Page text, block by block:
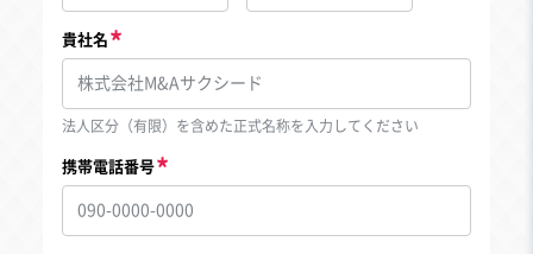
貴社名
法人区分（有限）を含めた正式名称を入力してください
携帯電話番号